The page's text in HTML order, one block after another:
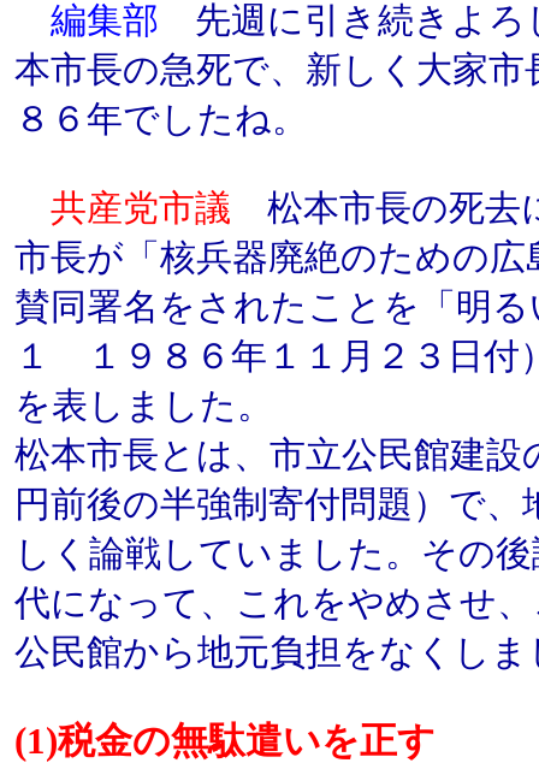
編集部 先週に引き続きよろ
本市長の急死で、新しく大家
８６年でしたね。
共産党市議 松本市長の死去
市長が「核兵器廃絶のための
賛同署名をされたことを「明
１ １９８６年１１月２３日付
を表しました。
松本市長とは、市立公民館建設
円前後の半強制寄付問題）で
しく論戦していました。その
代になって、これをやめさせ
公民館から地元負担をなくしま
(1)税金の無駄遣いを正す